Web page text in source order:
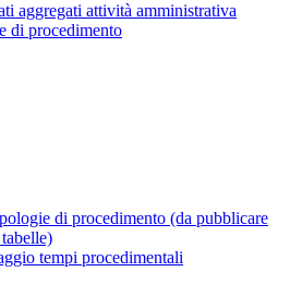
aggregati attività amministrativa
di procedimento
di procedimento (da pubblicare
tempi procedimentali